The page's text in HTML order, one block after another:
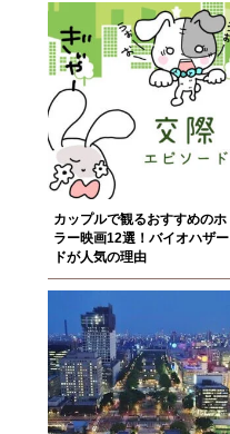
カップルで観るおすすめのホ
ラー映画12選！バイオハザー
ドが人気の理由